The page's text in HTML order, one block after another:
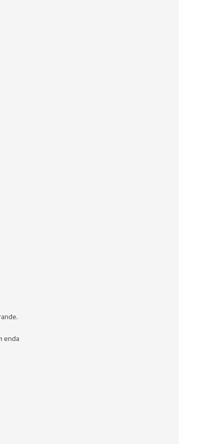
enda